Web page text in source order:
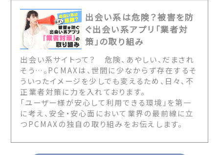
出会い系は危険？被害を防
ぐ出会い系アプリ「業者対
策」の取り組み
出会い系サイトって？ 危険、あやしい、だまされ
そう…。PCMAXは、世間に少なからず存在するそ
ういったイメージを少しでも変えるため、日々、不
正業者対策に力を入れております。
「ユーザー様が安心して利用できる環境」を第一
に考え、安全・安心面において業界の最前線に立
つPCMAXの独自の取り組みをお伝えします。